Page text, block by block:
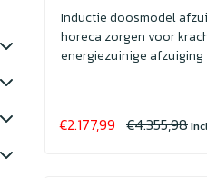
Inductie doosmodel
horeca zorgen voor
energiezuinige afzuiging
€2.177,99 €4.355,98